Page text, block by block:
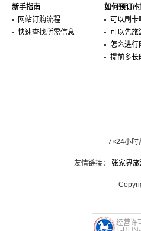
新手指南
网站订购流程
快速查找所需信息
如何预订/
可以刷卡
可以先旅
怎么进行
提前多长
7×24小时
友情链接： 张家界旅
经营许